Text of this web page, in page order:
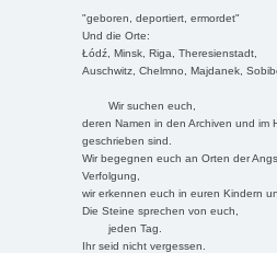
"geboren, deportiert, ermordet"
Und die Orte:
Łódź, Minsk, Riga, Theresienstadt,
Auschwitz, Chelmno, Majdanek,
Wir suchen euch,
deren Namen in den Archiven und im
geschrieben sind.
Wir begegnen euch an Orten der
Verfolgung,
wir erkennen euch in euren Kindern
Die Steine sprechen von euch,
jeden Tag.
Ihr seid nicht vergessen.